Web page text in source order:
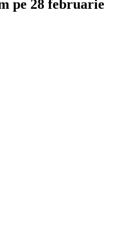
pe 28 februarie